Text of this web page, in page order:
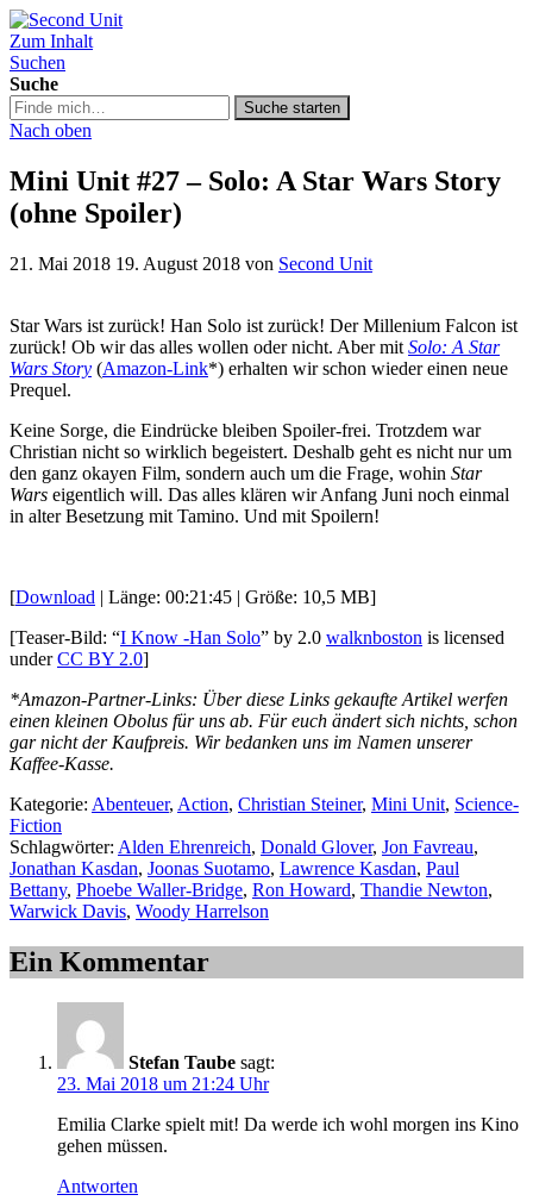
Second Unit
Zum Inhalt
Suchen
Suche
Suche
in
podcast.de/
Suche starten
Nach oben
Mini Unit #27 – Solo: A Star Wars Story
(ohne Spoiler)
21. Mai 2018 19. August 2018 von Second Unit
Star Wars ist zurück! Han Solo ist zurück! Der Millenium Falcon ist
zurück! Ob wir das alles wollen oder nicht. Aber mit Solo: A Star
Wars Story (Amazon-Link*) erhalten wir schon wieder einen neue
Prequel.
Keine Sorge, die Eindrücke bleiben Spoiler-frei. Trotzdem war
Christian nicht so wirklich begeistert. Deshalb geht es nicht nur um
den ganz okayen Film, sondern auch um die Frage, wohin Star
Wars eigentlich will. Das alles klären wir Anfang Juni noch einmal
in alter Besetzung mit Tamino. Und mit Spoilern!
[Download | Länge: 00:21:45 | Größe: 10,5 MB]
[Teaser-Bild: “I Know -Han Solo” by 2.0 walknboston is licensed
underCC BY 2.0]
*Amazon-Partner-Links: Über diese Links gekaufte Artikel werfen
einen kleinen Obolus für uns ab. Für euch ändert sich nichts, schon
gar nicht der Kaufpreis. Wir bedanken uns im Namen unserer
Kaffee-Kasse.
Kategorie: Abenteuer, Action, Christian Steiner, Mini Unit, Science-
Fiction
Schlagwörter: Alden Ehrenreich, Donald Glover, Jon Favreau,
Jonathan Kasdan, Joonas Suotamo, Lawrence Kasdan, Paul
Bettany, Phoebe Waller-Bridge, Ron Howard, Thandie Newton,
Warwick Davis, Woody Harrelson
Ein Kommentar
Stefan Taube sagt:
23. Mai 2018 um 21:24 Uhr
Emilia Clarke spielt mit! Da werde ich wohl morgen ins Kino
gehen müssen.
Antworten